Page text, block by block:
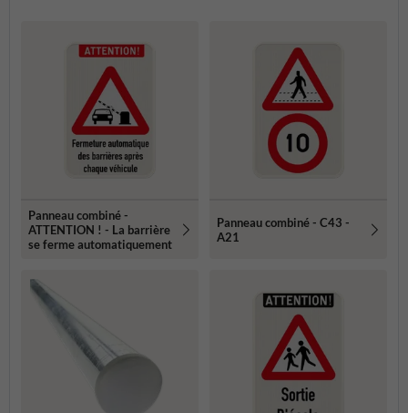
Panneau combiné -
ATTENTION ! - La barrière
se ferme automatiquement
Panneau combiné - C43 -
A21